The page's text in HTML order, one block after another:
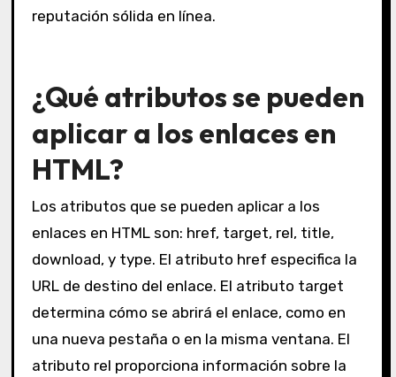
reputación sólida en línea.
¿Qué atributos se pueden
aplicar a los enlaces en
HTML?
Los atributos que se pueden aplicar a los
enlaces en HTML son: href, target, rel, title,
download, y type. El atributo href especifica la
URL de destino del enlace. El atributo target
determina cómo se abrirá el enlace, como en
una nueva pestaña o en la misma ventana. El
atributo rel proporciona información sobre la